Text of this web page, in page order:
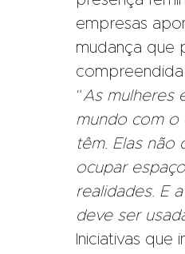
empresas
mudança que
“As mulheres
mundo com o
têm. Elas não
ocupar
realidades. E
deve ser
Iniciativas que